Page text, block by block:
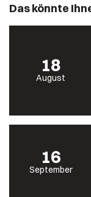
Das könnte
18
August
16
September